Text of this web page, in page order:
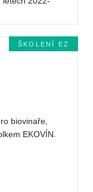
ŠKOLENÍ EZ
biovinaře,
EKOVÍN.